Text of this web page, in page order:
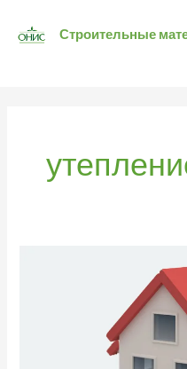
Строительные